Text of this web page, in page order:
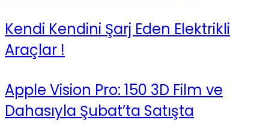
Kendi Kendini Şarj Eden Elektrikli
Araçlar !
Apple Vision Pro: 150 3D Film ve
Dahasıyla Şubat’ta Satışta